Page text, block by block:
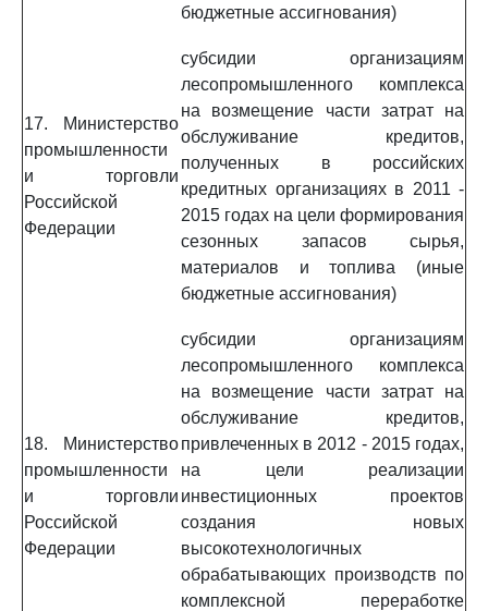
бюджетные ассигнования)
17. Министерство
промышленности
и торговли
Российской
Федерации
субсидии организациям
лесопромышленного комплекса
на возмещение части затрат на
обслуживание кредитов,
полученных в российских
кредитных организациях в 2011 -
2015 годах на цели формирования
сезонных запасов сырья,
материалов и топлива (иные
бюджетные ассигнования)
18. Министерство
промышленности
и торговли
Российской
Федерации
субсидии организациям
лесопромышленного комплекса
на возмещение части затрат на
обслуживание кредитов,
привлеченных в 2012 - 2015 годах,
на цели реализации
инвестиционных проектов
создания новых
высокотехнологичных
обрабатывающих производств по
комплексной переработке